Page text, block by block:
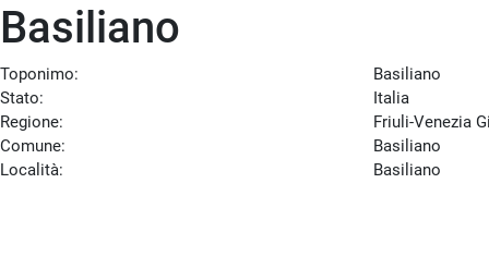
Basiliano
Toponimo:
Basiliano
Stato:
Italia
Regione:
Friuli-Venezia
Comune:
Basiliano
Località:
Basiliano